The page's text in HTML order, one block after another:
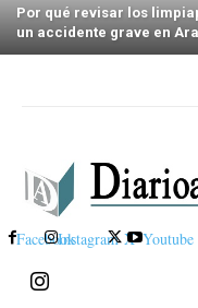
Por qué revisar los
un accidente grave en
FacebookInstagram X Youtube